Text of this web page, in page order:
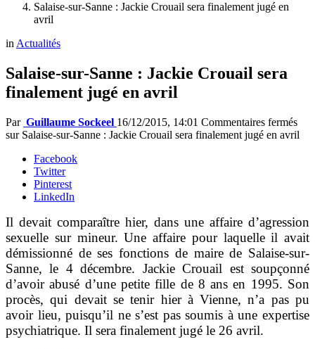
Salaise-sur-Sanne : Jackie Crouail sera finalement jugé en
avril
inActualités
Salaise-sur-Sanne : Jackie Crouail sera
finalement jugé en avril
Par Guillaume Sockeel 16/12/2015, 14:01 Commentaires fermés
sur Salaise-sur-Sanne : Jackie Crouail sera finalement jugé en avril
Facebook
Twitter
Pinterest
LinkedIn
Il devait comparaître hier, dans une affaire d’agression
sexuelle sur mineur. Une affaire pour laquelle il avait
démissionné de ses fonctions de maire de Salaise-sur-
Sanne, le 4 décembre. Jackie Crouail est soupçonné
d’avoir abusé d’une petite fille de 8 ans en 1995. Son
procès, qui devait se tenir hier à Vienne, n’a pas pu
avoir lieu, puisqu’il ne s’est pas soumis à une expertise
psychiatrique. Il sera finalement jugé le 26 avril.